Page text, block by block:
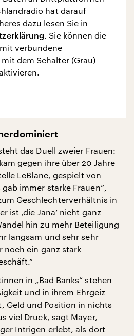
hat darauf
dazu lesen Sie in
. Sie können die
verbundene
dem Schalter (Grau)
das Duell zweier Frauen:
gegen ihre über 20 Jahre
LeBlanc, gespielt von
gab immer starke Frauen“,
Geschlechterverhältnis in
ist ‚die Jana‘ nicht ganz
hin zu mehr Beteiligung
langsam und sehr sehr
noch ein ganz stark
in „Bad Banks“ stehen
und in ihrem Ehrgeiz
Geld und Position in nichts
viel Druck, sagt Mayer,
Intrigen erlebt, als dort